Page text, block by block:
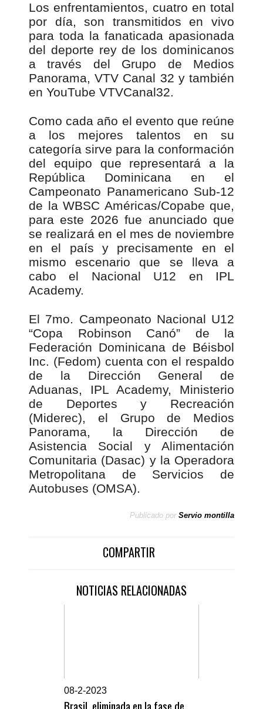
Los enfrentamientos, cuatro en total
por día, son transmitidos en vivo
para toda la fanaticada apasionada
del deporte rey de los dominicanos
a través del Grupo de Medios
Panorama, VTV Canal 32 y también
en YouTube VTVCanal32.
Como cada año el evento que reúne
a los mejores talentos en su
categoría sirve para la conformación
del equipo que representará a la
República Dominicana en el
Campeonato Panamericano Sub-12
de la WBSC Américas/Copabe que,
para este 2026 fue anunciado que
se realizará en el mes de noviembre
en el país y precisamente en el
mismo escenario que se lleva a
cabo el Nacional U12 en IPL
Academy.
El 7mo. Campeonato Nacional U12
“Copa Robinson Canó” de la
Federación Dominicana de Béisbol
Inc. (Fedom) cuenta con el respaldo
de la Dirección General de
Aduanas, IPL Academy, Ministerio
de Deportes y Recreación
(Miderec), el Grupo de Medios
Panorama, la Dirección de
Asistencia Social y Alimentación
Comunitaria (Dasac) y la Operadora
Metropolitana de Servicios de
Autobuses (OMSA).
Publicado por Servio montilla
COMPARTIR
NOTICIAS RELACIONADAS
08-2-2023
Brasil, eliminada en la fase de